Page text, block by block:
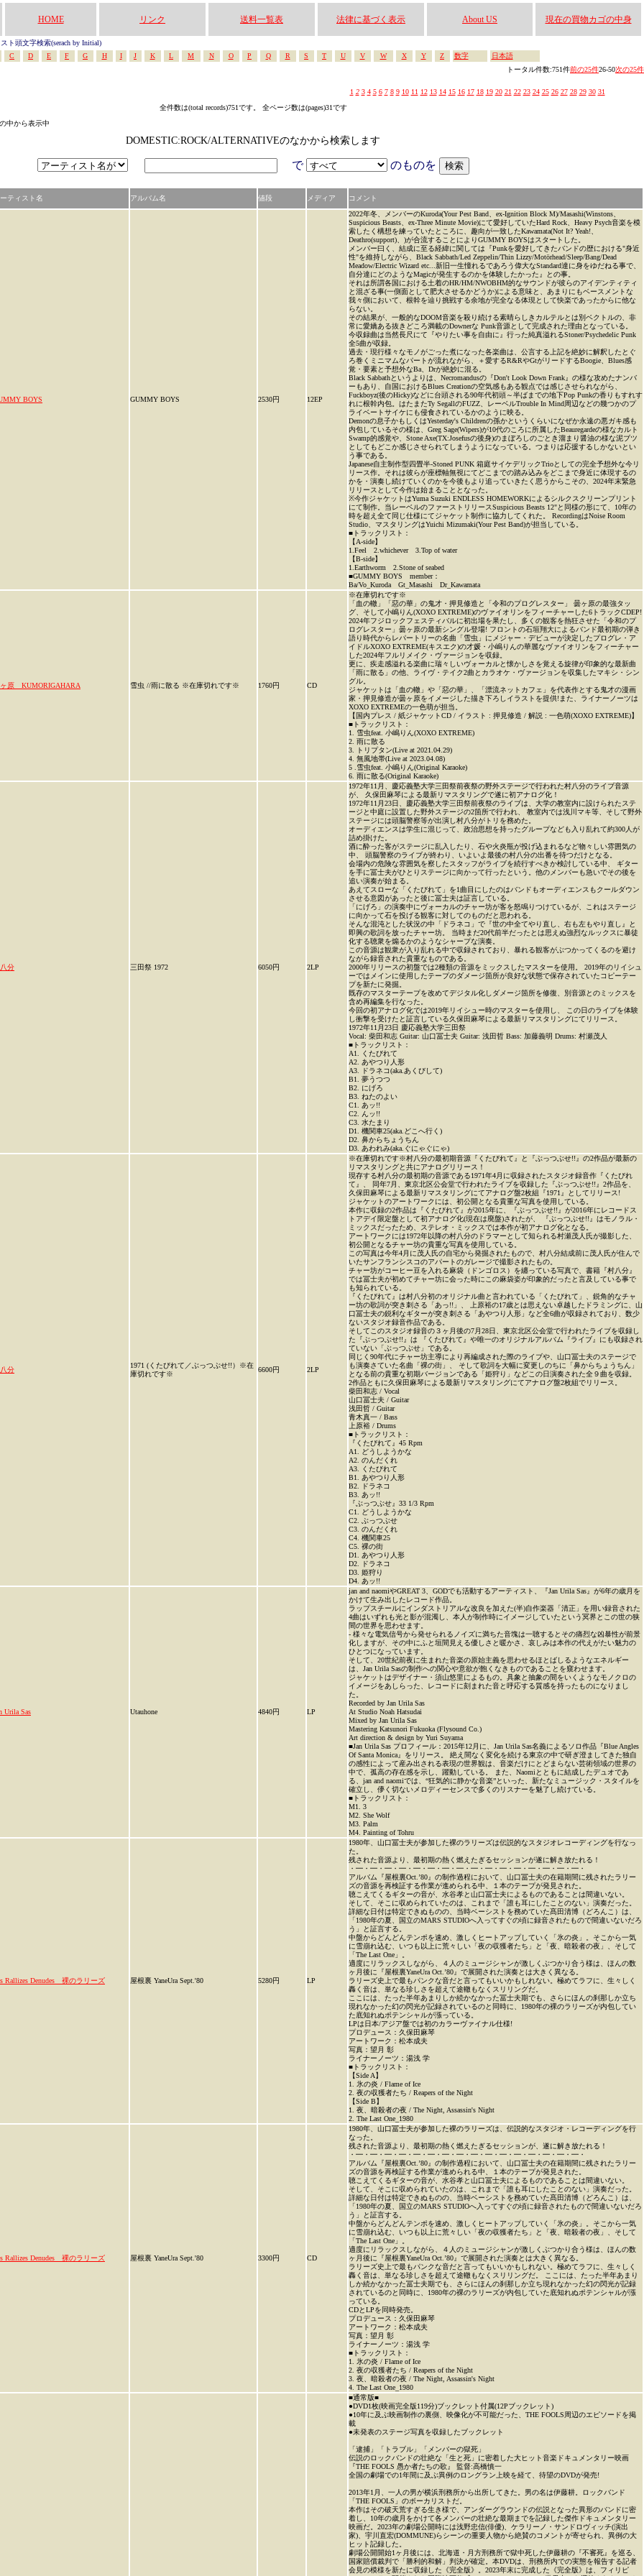
HOME リンク 送料一覧表 法律に基づく表示 About US 現在の買物カゴの中身
ト頭文字検索(serach by Initial)
C
D E F G H I J K L M N O P Q R S T U V W X Y Z 数字
日本語
トータル件数:751件前の25件26-50次の25件
1 2 3 4 5 6 7 8 9 10 11 12 13 14 15 16 17 18 19 20 21 22 23 24 25 26 27 28 29 30 31
全件数は(total records)751です。 全ページ数は(pages)31です
中から表示中
DOMESTIC:ROCK/ALTERNATIVEのなかから検索します
で のものを
ティスト名 アルバム名 値段 メディア コメント
BOYS GUMMY BOYS 2530円 12EP
2022年冬、メンバーのKuroda(Your Pest Band、ex-Ignition Block M)/Masashi(Winstons、
Suspicious Beasts、ex-Three Minute Movie)にて愛好していたHard Rock、Heavy Psych音楽を模
索したく構想を練っていたところに、趣向が一致したKawamata(Not It? Yeah!、
Deathro(support)、)が合流することによりGUMMY BOYSはスタートした。
メンバー曰く、結成に至る経緯に関しては『Punkを愛好してきたバンドの歴における"身近
性"を維持しながら、Black Sabbath/Led Zeppelin/Thin Lizzy/Motörhead/Sleep/Bang/Dead
Meadow/Electric Wizard etc...新旧一生憧れるであろう偉大なStandard達に身をゆだねる事で、
自分達にどのようなMagicが発生するのかを体験したかった』との事。
それは所謂各国における土着のHR/HM/NWOBHM的なサウンドが彼らのアイデンティティ
と混ざる事(一側面として肥大させるかどうか)による意味と、あまりにもベースメントな
我々側において、根幹を辿り挑戦する余地が完全なる体現として快楽であったからに他な
らない。
その結果が、一般的なDOOM音楽を殺り続ける素晴らしきカルテルとは別ベクトルの、非
常に愛嬌ある抜きどころ満載のDownerな Punk音源として完成された理由となっている。
今収録曲は当然長尺にて『やりたい事を自由に』行った純真溢れるStoner/Psychedelic Punk
全5曲が収録。
過去・現行様々なモノがごった煮になった各楽曲は、公言する上記を絶妙に解釈したとぐ
ろ巻くミニマムなパートが流れながら、＋愛するR&RやGtがリードするBoogie、Blues感
覚・要素と予想外なBa、Drが絶妙に混る。
Black Sabbathというよりは、Necromandusの『Don't Look Down Frank』の様な攻めたナンバ
ーもあり、自国におけるBlues Creationの空気感もある観点では感じさせられながら、
Fuckboyz(後のHicky)などに台頭される90年代初頭～半ばまでの地下Pop Punkの香りもすれす
れに根幹内包。はたまたTy SegallのFUZZ、レーベルTrouble In Mind周辺などの幾つかのプ
ライベートサイケにも侵食されているかのように映る。
Demonの息子かもしくはYesterday's Childrenの孫かというくらいになぜか永遠の悪ガキ感も
内包しているその様は、Greg Sage(Wipers)が10代のころに所属したBeauregardeの様なカルト
Swamp的感覚や、Stone Axe(TX:Josefusの後身)のまぼろしのごとき溜まり醤油の様な泥ブツ
としてもどこか感じさせられてしまうようになっている。つまりは応援するしかないとい
う事である。
Japanese自主制作型四畳半-Stoned PUNK 箱庭サイケデリックTrioとしての完全予想外な今リ
リース作。それは彼らが座標軸無視にてどこまでの踏み込みをどこまで身近に体現するの
かを・演奏し続けていくのかを今後もより追っていきたく思うからこその、2024年末緊急
リリースとして今作は始まることとなった。
※今作ジャケットはYuma Suzuki ENDLESS HOMEWORKによるシルクスクリーンプリント
にて制作。当レーベルのファーストリリースSuspicious Beasts 12"と同様の形にて、10年の
時を超え全て同じ仕様にてジャケット制作に協力してくれた。 RecordingはNoise Room
Studio、マスタリングはYuichi Mizumaki(Your Pest Band)が担当している。
■トラックリスト：
【A‐side】
1.Feel 2.whichever 3.Top of water
【B‐side】
1.Earthworm 2.Stone of seabed
■GUMMY BOYS member：
Ba/Vo_Kuroda Gt_Masashi Dr_Kawamata
原 KUMORIGAHARA 雪虫 //雨に散る ※在庫切れです※ 1760円 CD
※在庫切れです※
「血の轍」「惡の華」の鬼才・押見修造と「令和のプログレスター」 曇ヶ原の最強タッ
グ、そして小嶋りん(XOXO EXTREME)のヴァイオリンをフィーチャーした6トラックCDEP!
2024年フジロックフェスティバルに初出場を果たし、多くの観客を熱狂させた「令和のプ
ログレスター」曇ヶ原の最新シングル登場! フロントの石垣翔大によるバンド最初期の弾き
語り時代からレパートリーの名曲「雪虫」にメジャー・デビューが決定したプログレ・ア
イドルXOXO EXTREME(キスエク)の才媛・小嶋りんの華麗なヴァイオリンをフィーチャー
した2024年フルリメイク・ヴァージョンを収録。
更に、疾走感溢れる楽曲に瑞々しいヴォーカルと懐かしさを覚える旋律が印象的な最新曲
「雨に散る」の他、ライヴ・テイク2曲とカラオケ・ヴァージョンを収集したマキシ・シン
グル。
ジャケットは「血の轍」や「惡の華」、「漂流ネットカフェ」を代表作とする鬼才の漫画
家・押見修造が曇ヶ原をイメージした描き下ろしイラストを提供!また、ライナーノーツは
XOXO EXTREMEの一色萌が担当。
【国内プレス / 紙ジャケットCD / イラスト : 押見修造 / 解説 : 一色萌(XOXO EXTREME)】
■トラックリスト：
1. 雪虫feat. 小嶋りん(XOXO EXTREME)
2. 雨に散る
3. トリプタン(Live at 2021.04.29)
4. 無風地帯(Live at 2023.04.08)
5 .雪虫feat. 小嶋りん(Original Karaoke)
6. 雨に散る(Original Karaoke)
分 三田祭 1972 6050円 2LP
1972年11月、慶応義塾大学三田祭前夜祭の野外ステージで行われた村八分のライブ音源
が、 久保田麻琴による最新リマスタリングで遂に初アナログ化！
1972年11月23日、慶応義塾大学三田祭前夜祭のライブは、大学の教室内に設けられたステ
ージと中庭に設置した野外ステージの2箇所で行われ、 教室内では浅川マキ等、そして野外
ステージには頭脳警察等が出演し村八分がトリを務めた。
オーディエンスは学生に混じって、政治思想を持ったグループなども入り乱れて約300人が
詰め掛けた。
酒に酔った客がステージに乱入したり、石や火炎瓶が投げ込まれるなど物々しい雰囲気の
中、 頭脳警察のライブが終わり、いよいよ最後の村八分の出番を待つだけとなる。
会場内の危険な雰囲気を察したスタッフがライブを続行すべきか検討している中、 ギター
を手に冨士夫がひとりステージに向かって行ったという。他のメンバーも急いでその後を
追い演奏が始まる。
あえてスローな「くたびれて」を1曲目にしたのはバンドもオーディエンスもクールダウン
させる意図があったと後に冨士夫は証言している。
「にげろ」の演奏中にヴォーカルのチャー坊が客を怒鳴りつけているが、これはステージ
に向かって石を投げる観客に対してのものだと思われる。
そんな混沌とした状況の中「ドラネコ」で『世の中全てやり直し、右も左もやり直し』と
即興の歌詞を放ったチャー坊。 当時まだ20代前半だったとは思えぬ強烈なルックスに暴徒
化する聴衆を煽るかのようなシャープな演奏。
この音源は観衆が入り乱れる中で収録されており、暴れる観客がぶつかってくるのを避け
ながら録音された貴重なものである。
2000年リリースの初盤では2種類の音源をミックスしたマスターを使用。 2019年のリイシュ
ーではメインに使用したテープのダメージ箇所が良好な状態で保存されていたコピーテー
プを新たに発掘。
既存のマスターテープを改めてデジタル化しダメージ箇所を修復、別音源とのミックスを
含め再編集を行なった。
今回の初アナログ化では2019年リイシュー時のマスターを使用し、 この日のライブを体験
し衝撃を受けたと証言している久保田麻琴による最新リマスタリングにてリリース。
1972年11月23日 慶応義塾大学三田祭
Vocal: 柴田和志 Guitar: 山口冨士夫 Guitar: 浅田哲 Bass: 加藤義明 Drums: 村瀬茂人
■トラックリスト：
A1. くたびれて
A2. あやつり人形
A3. ドラネコ(aka.あくびして)
B1. 夢うつつ
B2. にげろ
B3. ねたのよい
C1. あッ!!
C2. んッ!!
C3. 水たまり
D1. 機関車25(aka.どこへ行く)
D2. 鼻からちょうちん
D3. あわれみ(aka.ぐにゃぐにゃ)
分
1971 (くたびれて／ぶっつぶせ!!）※在
庫切れです※
6600円 2LP
※在庫切れです※村八分の最初期音源『くたびれて』と『ぶっつぶせ!!』の2作品が最新の
リマスタリングと共にアナログリリース！
現存する村八分の最初期の音源である1971年4月に収録されたスタジオ録音作『くたびれ
て』、 同年7月、東京北区公会堂で行われたライブを収録した『ぶっつぶせ!!』2作品を、
久保田麻琴による最新リマスタリングにてアナログ盤2枚組『1971』としてリリース!
ジャケットのアートワークには、初公開となる貴重な写真を使用している。
本作に収録の2作品は『くたびれて』が2015年に、『ぶっつぶせ!!』が2016年にレコードス
トアデイ限定盤として初アナログ化(現在は廃盤)されたが、 『ぶっつぶせ!!』はモノラル・
ミックスだったため、ステレオ・ミックスでは本作が初アナログ化となる。
アートワークには1972年以降の村八分のドラマーとして知られる村瀬茂人氏が撮影した、
初公開となるチャー坊の貴重な写真を使用している。
この写真は今年4月に茂人氏の自宅から発掘されたもので、村八分結成前に茂人氏が住んで
いたサンフランシスコのアパートのガレージで撮影されたもの。
チャー坊がコーヒー豆を入れる麻袋（ドンゴロス）を纏っている写真で、書籍『村八分』
では冨士夫が初めてチャー坊に会った時にこの麻袋姿が印象的だったと言及している事で
も知られている。
『くたびれて』は村八分初のオリジナル曲と言われている「くたびれて」、鋭角的なチャ
ー坊の歌詞が突き刺さる「あっ!!」、 上原裕の17歳とは思えない卓越したドラミングに、山
口冨士夫の鋭利なギターが突き刺さる「あやつり人形」など全6曲が収録されており、数少
ないスタジオ録音作品である。
そしてこのスタジオ録音の３ヶ月後の7月28日、東京北区公会堂で行われたライブを収録し
た『ぶっつぶせ!!』は 『くたびれて』や唯一のオリジナルアルバム『ライブ』にも収録され
ていない「ぶっつぶせ」である。
同じく90年代にチャー坊主導により再編成された際のライブや、山口冨士夫のステージで
も演奏さていた名曲「裸の街」、 そして歌詞を大幅に変更しのちに「鼻からちょうちん」
となる前の貴重な初期バージョンである「姫狩り」などこの日演奏された全９曲を収録。
2作品ともに久保田麻琴による最新リマスタリングにてアナログ盤2枚組でリリース。
柴田和志 / Vocal
山口冨士夫 / Guitar
浅田哲 / Guitar
青木真一 / Bass
上原裕 / Drums
■トラックリスト：
『くたびれて』45 Rpm
A1. どうしようかな
A2. のんだくれ
A3. くたびれて
B1. あやつり人形
B2. ドラネコ
B3. あッ!!
『ぶっつぶせ』33 1/3 Rpm
C1. どうしようかな
C2. ぶっつぶせ
C3. のんだくれ
C4. 機関車25
C5. 裸の街
D1. あやつり人形
D2. ドラネコ
D3. 姫狩り
D4. あッ!!
Urila Sas Utauhone 4840円 LP
jan and naomiやGREAT 3、GODでも活動するアーティスト、『Jan Urila Sas』が6年の歳月を
かけて生み出したレコード作品。
ラップスチールにインダストリアルな改良を加えた(半)自作楽器「清正」を用い録音された
4曲はいずれも光と影が混濁し、本人が制作時にイメージしていたという冥界とこの世の狭
間の世界を思わせます。
- 様々な電気信号から発せられるノイズに満ちた音塊は一聴するとその痛烈な凶暴性が前景
化しますが、その中にふと垣間見える優しさと暖かさ、哀しみは本作の代えがたい魅力の
ひとつになっています。
そして、20世紀前夜に生まれた音楽の原始主義を思わせるほとばしるようなエネルギー
は、Jan Urila Sasの制作への関心や意欲が飽くなきものであることを窺わせます。
ジャケットはデザイナー・須山悠里によるもの。具象と抽象の間をいくようなモノクロの
イメージをあしらった、レコードに刻まれた音と呼応する質感を持ったものになりまし
た。
Recorded by Jan Urila Sas
At Studio Noah Hatsudai
Mixed by Jan Urila Sas
Mastering Katsunori Fukuoka (Flysound Co.)
Art direction & design by Yuri Suyama
■Jan Urila Sas プロフィール：2015年12月に、Jan Urila Sas名義によるソロ作品『Blue Angles
Of Santa Monica』をリリース。 絶え間なく変化を続ける東京の中で研ぎ澄ましてきた独自
の感性によって産み出される表現の世界観は、音楽だけにとどまらない芸術領域の世界の
中で、孤高の存在感を示し、躍動している。 また、Naomiとともに結成したデュオであ
る、jan and naomiでは、“狂気的に静かな音楽”といった、新たなミュージック・スタイルを
確立し、儚く切ないメロディーセンスで多くのリスナーを魅了し続けている。
■トラックリスト：
M1. 3
M2. She Wolf
M3. Palm
M4. Painting of Tohru
Rallizes Denudes 裸のラリーズ 屋根裏 YaneUra Sept.'80 5280円 LP
1980年、山口冨士夫が参加した裸のラリーズは伝説的なスタジオレコーディングを行なっ
た。
残された音源より、最初期の熱く燃えたぎるセッションが遂に解き放たれる！
・━・━・━・━・━・━・━・━・━・━・━・━・━・━・━・━・
アルバム『屋根裏Oct.’80』の制作過程において、山口冨士夫の在籍期間に残されたラリー
ズの音源を再検証する作業が進められる中、１本のテープが発見された。
聴こえてくるギターの音が、水谷孝と山口冨士夫によるものであることは間違いない。
そして、そこに収められていたのは、これまで「誰も耳にしたことのない」演奏だった。
詳細な日付は特定できぬものの、当時ベーシストを務めていた髙田清博（どろんこ）は、
「1980年の夏、国立のMARS STUDIOへ入ってすぐの頃に録音されたもので間違いないだろ
う」と証言する。
中盤からどんどんテンポを速め、激しくヒートアップしていく「氷の炎」。そこから一気
に雪崩れ込む、いつも以上に荒々しい「夜の収獲者たち」と「夜、暗殺者の夜」、そして
「The Last One」。
適度にリラックスしながら、４人のミュージシャンが激しくぶつかり合う様は、ほんの数
ヶ月後に『屋根裏YaneUra Oct.’80』で展開された演奏とは大きく異なる。
ラリーズ史上で最もパンクな音だと言ってもいいかもしれない。極めてラフに、生々しく
轟く音は、単なる珍しさを超えて途轍もなくスリリングだ。
ここには、たった半年あまりしか続かなかった冨士夫期でも、さらにほんの刹那しか立ち
現れなかった幻の閃光が記録されているのと同時に、1980年の裸のラリーズが内包してい
た底知れぬポテンシャルが漲っている。
LPは日本/アジア盤では初のカラーヴァイナル仕様!
プロデュース：久保田麻琴
アートワーク：松本成夫
写真：望月 彰
ライナーノーツ：湯浅 学
■トラックリスト：
【Side A】
1. 氷の炎 / Flame of Ice
2. 夜の収獲者たち / Reapers of the Night
【Side B】
1. 夜、暗殺者の夜 / The Night, Assassin's Night
2. The Last One_1980
Rallizes Denudes 裸のラリーズ 屋根裏 YaneUra Sept.'80 3300円 CD
1980年、山口冨士夫が参加した裸のラリーズは、伝説的なスタジオ・レコーディングを行
なった。
残された音源より、最初期の熱く燃えたぎるセッションが、遂に解き放たれる！
・━・━・━・━・━・━・━・━・━・━・━・━・━・━・━・━・
アルバム『屋根裏Oct.’80』の制作過程において、山口冨士夫の在籍期間に残されたラリー
ズの音源を再検証する作業が進められる中、１本のテープが発見された。
聴こえてくるギターの音が、水谷孝と山口冨士夫によるものであることは間違いない。
そして、そこに収められていたのは、これまで「誰も耳にしたことのない」演奏だった。
詳細な日付は特定できぬものの、当時ベーシストを務めていた髙田清博（どろんこ）は、
「1980年の夏、国立のMARS STUDIOへ入ってすぐの頃に録音されたもので間違いないだろ
う」と証言する。
中盤からどんどんテンポを速め、激しくヒートアップしていく「氷の炎」。そこから一気
に雪崩れ込む、いつも以上に荒々しい「夜の収獲者たち」と「夜、暗殺者の夜」、そして
「The Last One」。
適度にリラックスしながら、４人のミュージシャンが激しくぶつかり合う様は、ほんの数
ヶ月後に『屋根裏YaneUra Oct.’80』で展開された演奏とは大きく異なる。
ラリーズ史上で最もパンクな音だと言ってもいいかもしれない。極めてラフに、生々しく
轟く音は、単なる珍しさを超えて途轍もなくスリリングだ。 ここには、たった半年あまり
しか続かなかった冨士夫期でも、さらにほんの刹那しか立ち現れなかった幻の閃光が記録
されているのと同時に、1980年の裸のラリーズが内包していた底知れぬポテンシャルが漲
っている。
CDとLPを同時発売。
プロデュース：久保田麻琴
アートワーク：松本成夫
写真：望月 彰
ライナーノーツ：湯浅 学
■トラックリスト：
1. 氷の炎 / Flame of Ice
2. 夜の収獲者たち / Reapers of the Night
3. 夜、暗殺者の夜 / The Night, Assassin's Night
4. The Last One_1980
■通常版■
●DVD1枚(映画完全版119分)ブックレット付属(12Pブックレット)
●10年に及ぶ映画制作の裏側、映像化が不可能だった、THE FOOLS周辺のエピソードを掲
載
●未発表のステージ写真を収録したブックレット
「逮捕」「トラブル」「メンバーの獄死」
伝説のロックバンドの壮絶な「生と死」に密着した大ヒット音楽ドキュメンタリー映画
『THE FOOLS 愚か者たちの歌』 監督:高橋慎一
全国の劇場での1年間に及ぶ異例のロングラン上映を経て、待望のDVDが発売!
2013年1月、一人の男が横浜刑務所から出所してきた。男の名は伊藤耕。ロックバンド
「THE FOOLS」のボーカリストだ。
本作はその破天荒すぎる生き様で、アンダーグラウンドの伝説となった異形のバンドに密
着し、10年の歳月をかけて各メンバーの壮絶な最期までを記録した傑作ドキュメンタリー
映画だ。2023年の劇場公開時には浅野忠信(俳優)、ケラリーノ・サンドロヴィッチ(演出
家)、宇川直宏(DOMMUNE)らシーンの重要人物から絶賛のコメントが寄せられ、異例の大
ヒット記録した。
劇場公開開始1ヶ月後には、北海道・月方刑務所で獄中死した伊藤耕の『不審死』を巡る、
国家賠償裁判で「勝利的和解」判決が確定。本DVDは、刑務所内での実態を報告する記者
会見の模様を新たに収録した《完全版》。2023年末に完成した《完全版》は、フィリピ